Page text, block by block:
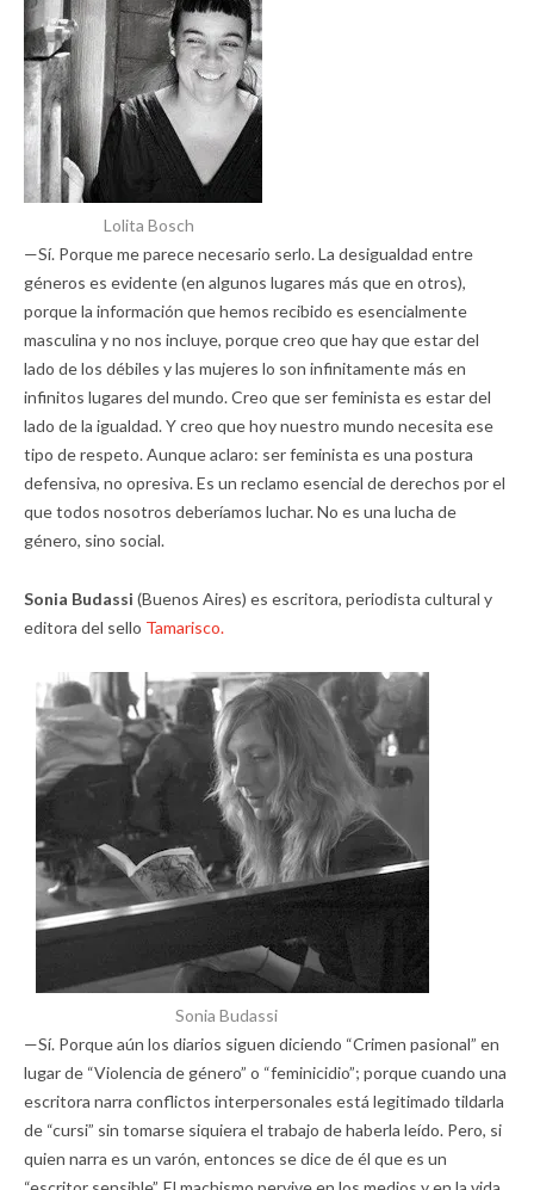
Lolita Bosch
—Sí. Porque me parece necesario serlo. La desigualdad entre
géneros es evidente (en algunos lugares más que en otros),
porque la información que hemos recibido es esencialmente
masculina y no nos incluye, porque creo que hay que estar del
lado de los débiles y las mujeres lo son infinitamente más en
infinitos lugares del mundo. Creo que ser feminista es estar del
lado de la igualdad. Y creo que hoy nuestro mundo necesita ese
tipo de respeto. Aunque aclaro: ser feminista es una postura
defensiva, no opresiva. Es un reclamo esencial de derechos por el
que todos nosotros deberíamos luchar. No es una lucha de
género, sino social.
Sonia Budassi (Buenos Aires) es escritora, periodista cultural y
editora del sello Tamarisco.
Sonia Budassi
—Sí. Porque aún los diarios siguen diciendo “Crimen pasional” en
lugar de “Violencia de género” o “feminicidio”; porque cuando una
escritora narra conflictos interpersonales está legitimado tildarla
de “cursi” sin tomarse siquiera el trabajo de haberla leído. Pero, si
quien narra es un varón, entonces se dice de él que es un